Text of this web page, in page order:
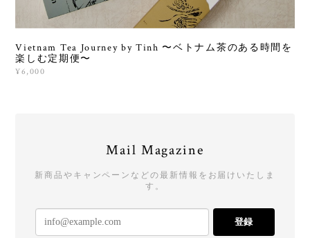
Vietnam Tea Journey by Tinh 〜ベトナム茶のある時間を
楽しむ定期便〜
¥6,000
Mail Magazine
新商品やキャンペーンなどの最新情報をお届けいたしま
す。
登録